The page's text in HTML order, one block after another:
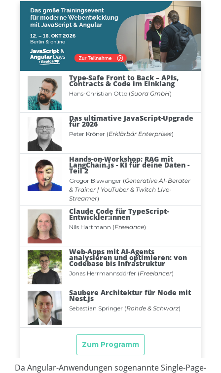
Da Angular-Anwendungen sogenannte Single-Page-